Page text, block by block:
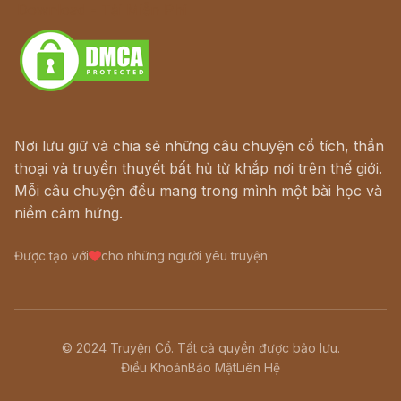
Nơi lưu giữ và chia sẻ những câu chuyện cổ tích, thần
thoại và truyền thuyết bất hủ từ khắp nơi trên thế giới.
Mỗi câu chuyện đều mang trong mình một bài học và
niềm cảm hứng.
Được tạo với cho những người yêu truyện
© 2024 Truyện Cổ. Tất cả quyền được bảo lưu.
Điều KhoảnBảo MậtLiên Hệ